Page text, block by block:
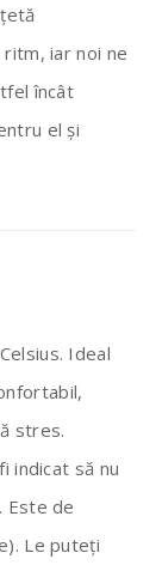
iar noi ne
încât
el și
Ideal
stres.
indicat să nu
Este de
Le puteți